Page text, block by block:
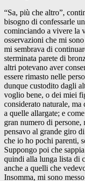
“Sa, più che altro”,
bisogno di confessarle
cominciando a vivere la
osservazioni che mi
mi sembrava di
sterminata parete di
altri potevano aver
essere rimasto nelle
dunque custodito dagli
voglio bene, o dei miei
considerato naturale,
a quelle allargate; e
gran numero di persone,
pensavo al grande giro
che io ho pochi parenti,
Suppongo poi che
quindi alla lunga lista di
anche a quelli che
Insomma, mi sono